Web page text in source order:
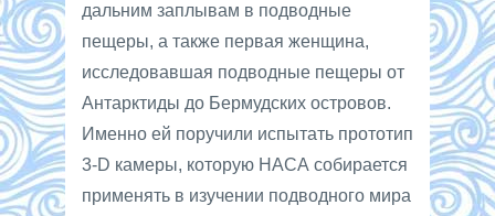
дальним заплывам в подводные
пещеры, а также первая женщина,
исследовавшая подводные пещеры от
Антарктиды до Бермудских островов.
Именно ей поручили испытать прототип
3-D камеры, которую НАСА собирается
применять в изучении подводного мира